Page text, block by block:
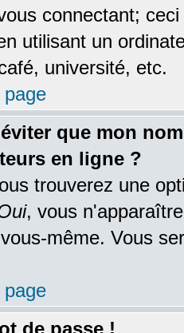
connectant;
utilisant un
université, etc.
page
que mon
en ligne ?
trouverez une
, vous
même. Vous
page
de passe !